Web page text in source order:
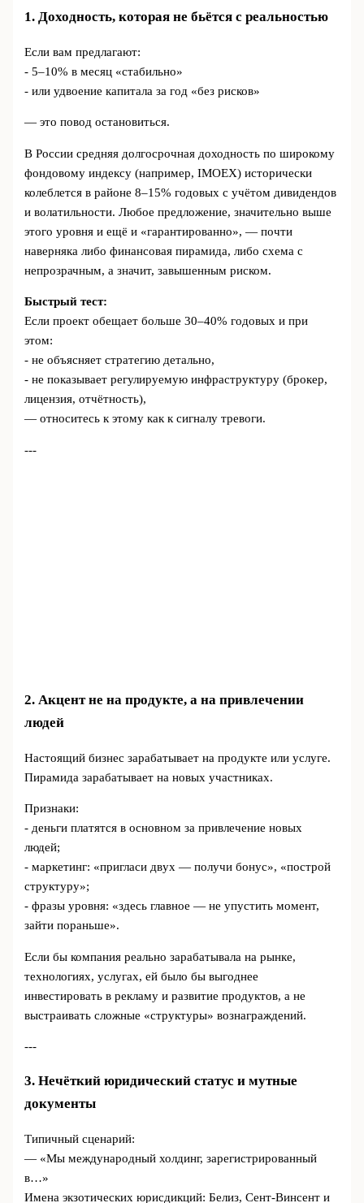
1. Доходность, которая не бьётся с реальностью
Если вам предлагают:
- 5–10% в месяц «стабильно»
- или удвоение капитала за год «без рисков»
— это повод остановиться.
В России средняя долгосрочная доходность по широкому
фондовому индексу (например, IMOEX) исторически
колеблется в районе 8–15% годовых с учётом дивидендов
и волатильности. Любое предложение, значительно выше
этого уровня и ещё и «гарантированно», — почти
наверняка либо финансовая пирамида, либо схема с
непрозрачным, а значит, завышенным риском.
Быстрый тест:
Если проект обещает больше 30–40% годовых и при
этом:
- не объясняет стратегию детально,
- не показывает регулируемую инфраструктуру (брокер,
лицензия, отчётность),
— относитесь к этому как к сигналу тревоги.
---
2. Акцент не на продукте, а на привлечении
людей
Настоящий бизнес зарабатывает на продукте или услуге.
Пирамида зарабатывает на новых участниках.
Признаки:
- деньги платятся в основном за привлечение новых
людей;
- маркетинг: «пригласи двух — получи бонус», «построй
структуру»;
- фразы уровня: «здесь главное — не упустить момент,
зайти пораньше».
Если бы компания реально зарабатывала на рынке,
технологиях, услугах, ей было бы выгоднее
инвестировать в рекламу и развитие продуктов, а не
выстраивать сложные «структуры» вознаграждений.
---
3. Нечёткий юридический статус и мутные
документы
Типичный сценарий:
— «Мы международный холдинг, зарегистрированный
в…»
Имена экзотических юрисдикций: Белиз, Сент-Винсент и